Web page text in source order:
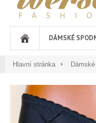
DÁMSKÉ
Hlavní stránka